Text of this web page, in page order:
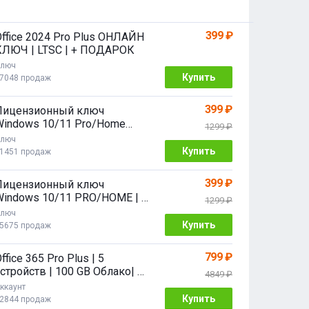
2024 Pro Plus ОНЛАЙН
| LTSC | + ПОДАРОК
продаж
399 ₽
Купить
ключ
10/11 Pro/Home
64 bit
продаж
399 ₽
1299 ₽
Купить
ключ
10/11 PRO/HOME | с
продаж
399 ₽
1299 ₽
Купить
365 Pro Plus | 5
| 100 GB Облако| 1
продаж
799 ₽
4849 ₽
Купить